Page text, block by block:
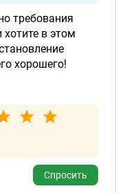
требования
в этом
хорошего!
Спросить